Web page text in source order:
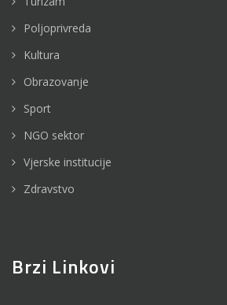
Poljoprivreda
Kultura
Obrazovanje
Sport
NGO sektor
Vjerske institucije
Zdravstvo
Brzi Linkovi